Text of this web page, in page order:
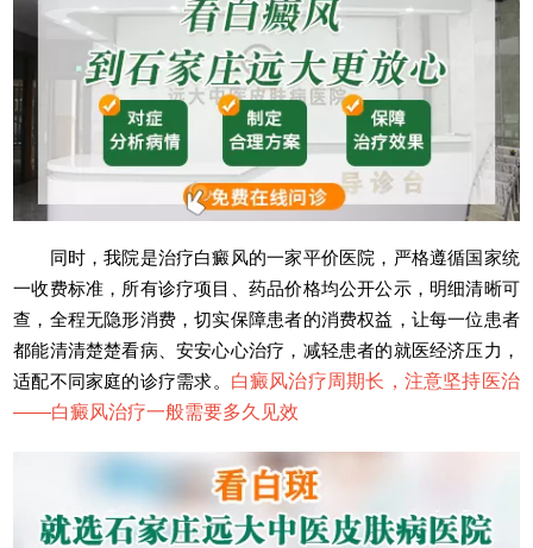
同时，我院是治疗白癜风的一家平价医院，严格遵循国家统
一收费标准，所有诊疗项目、药品价格均公开公示，明细清晰可
查，全程无隐形消费，切实保障患者的消费权益，让每一位患者
都能清清楚楚看病、安安心心治疗，减轻患者的就医经济压力，
适配不同家庭的诊疗需求。 白癜风治疗周期长，注意坚持医治
——白癜风治疗一般需要多久见效